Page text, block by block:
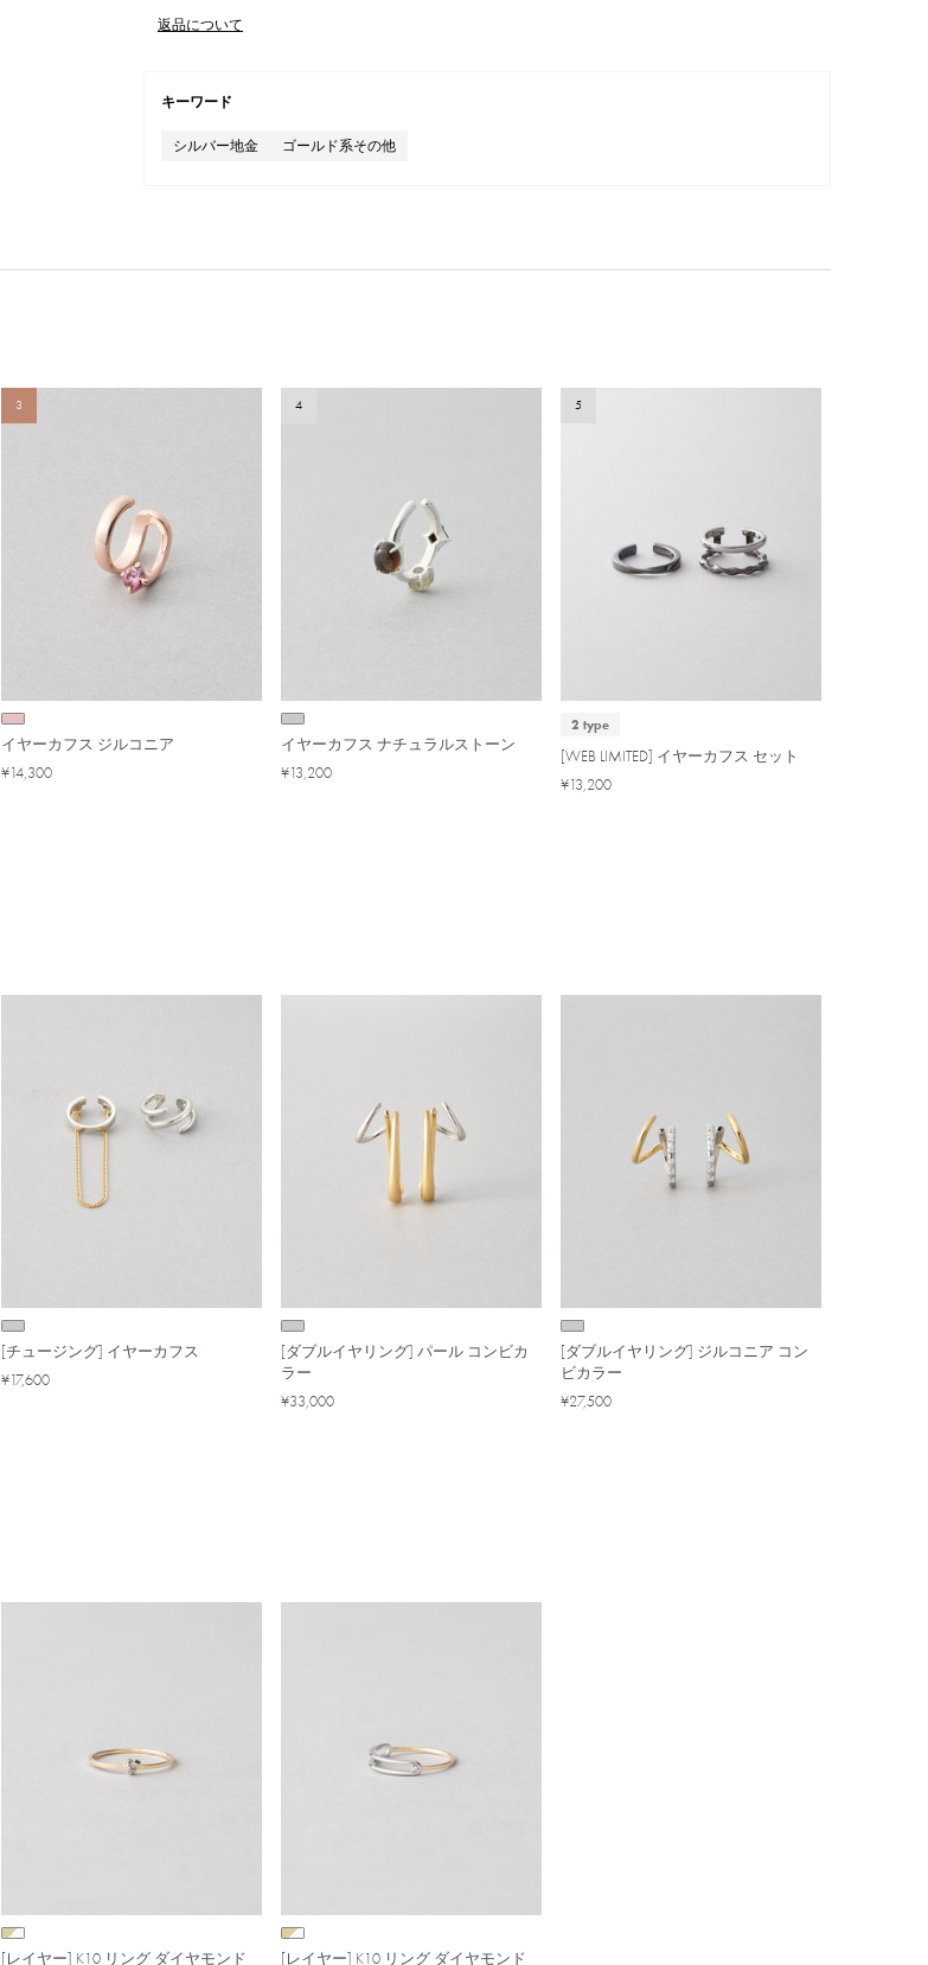
返品について
キーワード
シルバー地金 ゴールド系その他
3
イヤーカフス ジルコニア
¥14,300
4
イヤーカフス ナチュラルストーン
¥13,200
5
2 type
[WEB LIMITED] イヤーカフス セット
¥13,200
[チュージング] イヤーカフス
¥17,600
[ダブルイヤリング] パール コンビカ
ラー
¥33,000
[ダブルイヤリング] ジルコニア コン
ビカラー
¥27,500
[レイヤー] K10 リング ダイヤモンド [レイヤー] K10 リング ダイヤモンド